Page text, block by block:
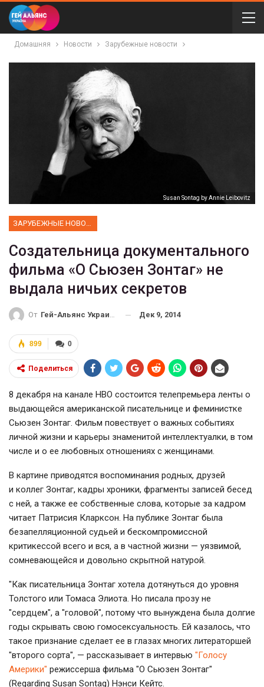
Домашняя Новости Зарубежные новости
Susan Sontag by Annie Leibovitz
Создательница документального
фильма «О Сьюзен Зонтаг» не
выдала ничьих секретов
От Гей-Альянс Украина Дек 9, 2014
0
899
Поделиться
8 декабря на канале НВО состоится телепремьера ленты о
выдающейся американской писательнице и феминистке
Сьюзен Зонтаг. Фильм повествует о важных событиях
личной жизни и карьеры знаменитой интеллектуалки, в том
числе и о ее любовных отношениях с женщинами.
В картине приводятся воспоминания родных, друзей
и коллег Зонтаг, кадры хроники, фрагменты записей бесед
с ней, а также ее собственные слова, которые за кадром
читает Патрисия Кларксон. На публике Зонтаг была
безапелляционной судьей и бескомпромиссной
критикессой всего и вся, а в частной жизни — уязвимой,
сомневающейся и довольно скрытной натурой.
"Как писательница Зонтаг хотела дотянуться до уровня
Толстого или Томаса Элиота. Но писала прозу не
"сердцем", а "головой", потому что вынуждена была долгие
годы скрывать свою гомосексуальность. Ей казалось, что
такое признание сделает ее в глазах многих литераторшей
"второго сорта", — рассказывает в интервью "Голосу
Америки" режиссерша фильма "О Сьюзен Зонтаг"
(Regarding Susan Sontag) Нэнси Кейтс.